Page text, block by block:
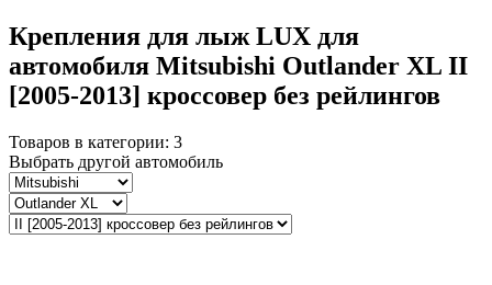
Крепления для лыж LUX для
автомобиля Mitsubishi Outlander XL II
[2005-2013] кроссовер без рейлингов
Товаров в категории: 3
Выбрать другой автомобиль